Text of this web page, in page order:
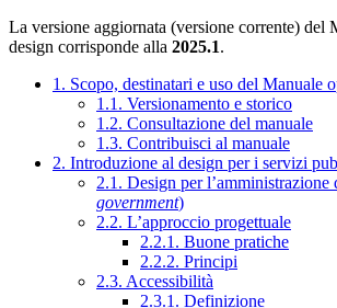
La versione aggiornata (versione corrente) del
design corrisponde alla 2025.1.
1. Scopo, destinatari e uso del Manuale
1.1. Versionamento e storico
1.2. Consultazione del manuale
1.3. Contribuisci al manuale
2. Introduzione al design per i servizi
2.1. Design per l’amministrazione
government)
2.2. L’approccio progettuale
2.2.1. Buone pratiche
2.2.2. Principi
2.3. Accessibilità
2.3.1. Definizione